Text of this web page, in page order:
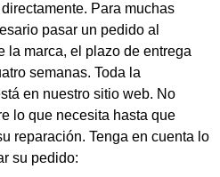
Para muchas
pasar un pedido al
la marca, el plazo de entrega
semanas. Toda la
en nuestro sitio web. No
lo que necesita hasta que
reparación. Tenga en cuenta lo
su pedido: